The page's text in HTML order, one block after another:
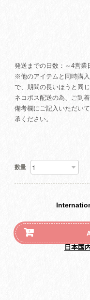
発送までの日数：～4営業
※他のアイテムと同時購
で、期間の長いほうと同じ
ネコポス配送の為、ご到
備考欄にご記入いただい
承ください。
数量
日本国